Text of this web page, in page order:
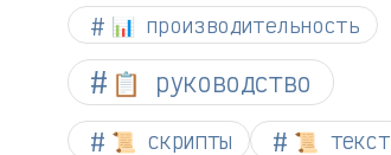
📊 производительность
📋 руководство
📜 скрипты 📜 текст